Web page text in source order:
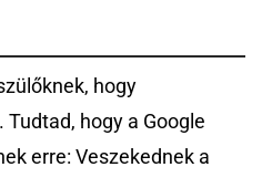
hogy
hogy a Google
erre: Veszekednek a